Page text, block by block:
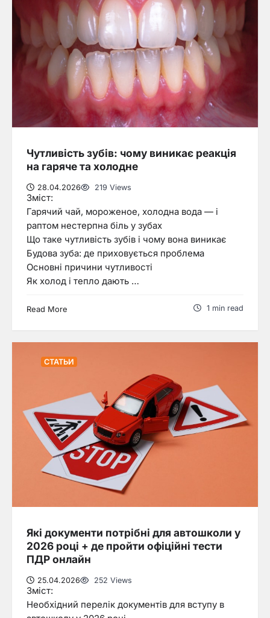
Чутливість зубів: чому виникає реакція
на гаряче та холодне
28.04.2026 219 Views
Зміст:
Гарячий чай, мороженое, холодна вода — і
раптом нестерпна біль у зубах
Що таке чутливість зубів і чому вона виникає
Будова зуба: де приховується проблема
Основні причини чутливості
Як холод і тепло дають …
Read More 1 min read
СТАТЬИ
Які документи потрібні для автошколи у
2026 році + де пройти офіційні тести
ПДР онлайн
25.04.2026 252 Views
Зміст:
Необхідний перелік документів для вступу в